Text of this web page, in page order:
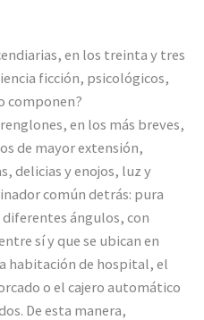
en los treinta y tres
ficción, psicológicos,
componen?
en los más breves,
de mayor extensión,
delicias y enojos, luz y
común detrás: pura
ángulos, con
sí y que se ubican en
habitación de hospital, el
o el cajero automático
De esta manera,